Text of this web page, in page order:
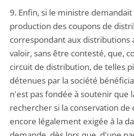
9. Enfin, si le ministre
production des coupons de
correspondant aux distributions
valoir, sans être contesté, que,
circuit de distribution, de telles
détenues par la société
n'est pas fondée à soutenir que
rechercher si la conservation de
encore légalement exigée à la